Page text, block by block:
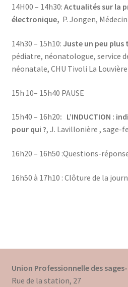
14H00 – 14h30: Actualités sur la
électronique, P. Jongen,
14h30 – 15h10: Juste un peu
pédiatre, néonatologue, service
néonatale, CHU Tivoli La Louvière
15h 10– 15h40 PAUSE
15h40 – 16h20: L’INDUCTION :
pour qui ?, J. Lavillonière , sage-
16h20 – 16h50 :Questions-
16h50 à 17h10 : Clôture de la
Union Professionnelle des
Rue de la station, 27